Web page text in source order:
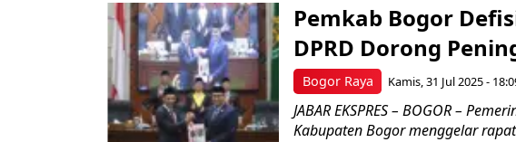
Bogor Raya
Pemkab Bogor
DPRD Dorong
Kamis, 31 Jul 2025 -
JABAR EKSPRES – BOGOR –
Kabupaten Bogor menggelar